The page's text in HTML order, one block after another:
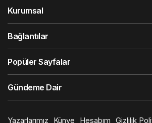
Kurumsal
Bağlantılar
Popüler Sayfalar
Gündeme Dair
Yazarlarımız Künye Hesabım Gizlilik